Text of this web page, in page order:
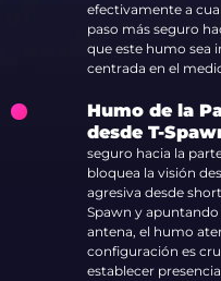
efectivamente a
paso más seguro
que este humo sea
centrada en el
Humo de la
desde T-
seguro hacia la
bloquea la visión
agresiva desde
Spawn y apuntando
antena, el humo
configuración es
establecer